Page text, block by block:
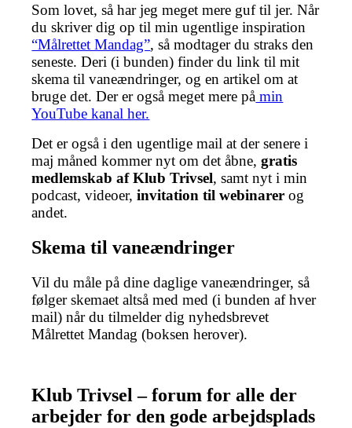
Som lovet, så har jeg meget mere guf til jer. Når
du skriver dig op til min ugentlige inspiration
“Målrettet Mandag”, så modtager du straks den
seneste. Deri (i bunden) finder du link til mit
skema til vaneændringer, og en artikel om at
bruge det. Der er også meget mere på min
YouTube kanal her.
Det er også i den ugentlige mail at der senere i
maj måned kommer nyt om det åbne,gratis
medlemskab af Klub Trivsel, samt nyt i min
podcast, videoer,invitation til webinarer og
andet.
Skema til vaneændringer
Vil du måle på dine daglige vaneændringer, så
følger skemaet altså med med (i bunden af hver
mail) når du tilmelder dig nyhedsbrevet
Målrettet Mandag (boksen herover).
Klub Trivsel – forum for alle der
arbejder for den gode arbejdsplads